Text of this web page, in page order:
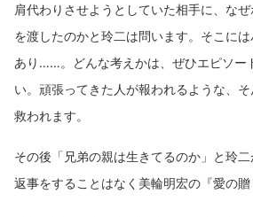
肩代わりさせようとしていた相手に、な
を渡したのかと玲二は問います。そこに
あり……。どんな考えかは、ぜひエピソー
い。頑張ってきた人が報われるような、
救われます。
その後「兄弟の親は生きてるのか」と玲
返事をすることはなく美輪明宏の『愛の贈